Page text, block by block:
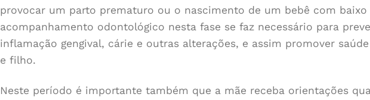
provocar um parto prematuro ou o nascimento de um bebê com baixo
acompanhamento odontológico nesta fase se faz necessário para
inflamação gengival, cárie e outras alterações, e assim promover
e filho.
Neste período é importante também que a mãe receba orientações